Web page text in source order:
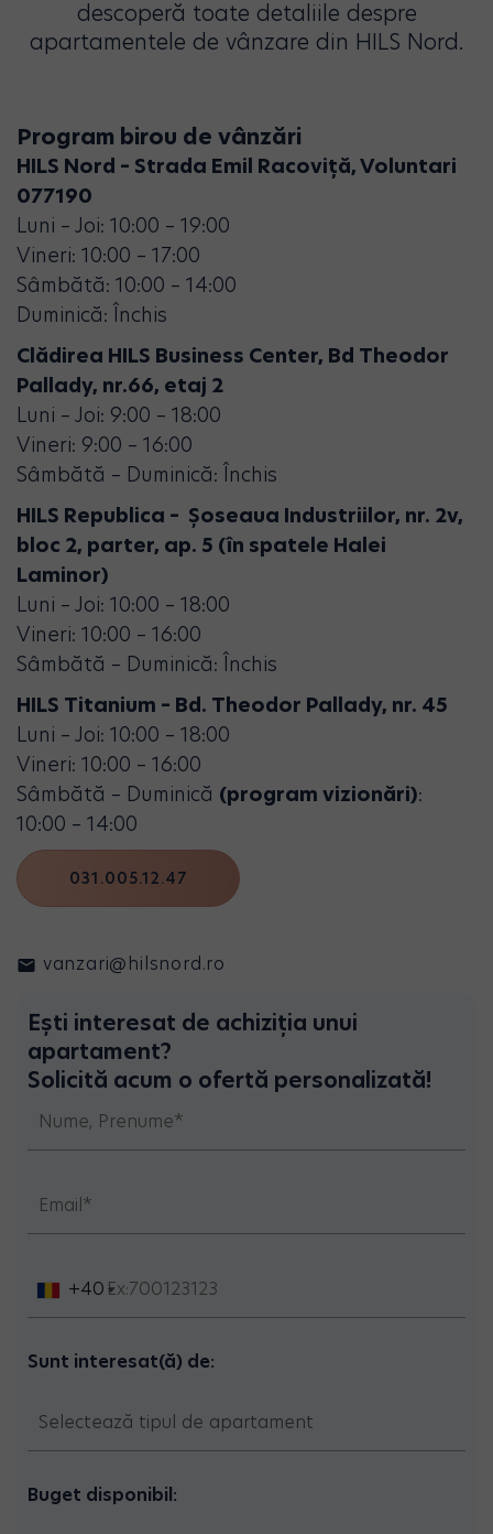
descoperă toate detaliile despre
apartamentele de vânzare din HILS Nord.
Program birou de vânzări
HILS Nord – Strada Emil Racoviță, Voluntari
077190
Luni – Joi: 10:00 – 19:00
Vineri: 10:00 – 17:00
Sâmbătă: 10:00 – 14:00
Duminică: Închis
Clădirea HILS Business Center, Bd Theodor
Pallady, nr.66, etaj 2
Luni – Joi: 9:00 – 18:00
Vineri: 9:00 – 16:00
Sâmbătă – Duminică: Închis
HILS Republica – Șoseaua Industriilor, nr. 2v,
bloc 2, parter, ap. 5 (în spatele Halei
Laminor)
Luni – Joi: 10:00 – 18:00
Vineri: 10:00 – 16:00
Sâmbătă – Duminică: Închis
HILS Titanium – Bd. Theodor Pallady, nr. 45
Luni – Joi: 10:00 – 18:00
Vineri: 10:00 – 16:00
Sâmbătă – Duminică (program vizionări):
10:00 – 14:00
031.005.12.47
vanzari@hilsnord.ro
Ești interesat de achiziția unui
apartament?
Solicită acum o ofertă personalizată!
+40
Sunt interesat(ă) de:
Buget disponibil: